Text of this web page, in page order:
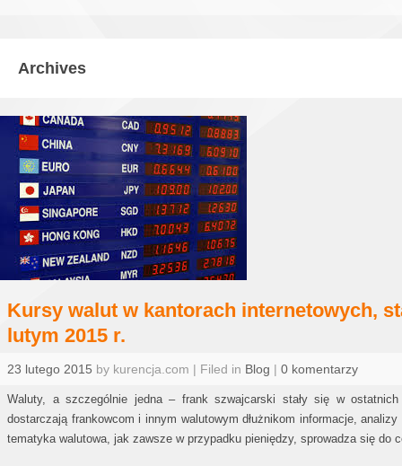
Archives
Kursy walut w kantorach internetowych,
lutym 2015 r.
23 lutego 2015 by kurencja.com | Filed in Blog | 0 komentarzy
Waluty, a szczególnie jedna – frank szwajcarski stały się w ostatnich
dostarczają frankowcom i innym walutowym dłużnikom informacje,
tematyka walutowa, jak zawsze w przypadku pieniędzy, sprowadza się